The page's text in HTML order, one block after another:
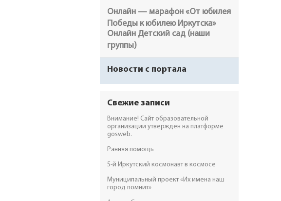
Онлайн — марафон «От юбилея
Победы к юбилею Иркутска»
Онлайн Детский сад (наши
группы)
Новости с портала
Свежие записи
Внимание! Сайт образовательной
организации утвержден на платформе
gosweb.
Ранняя помощь
5-й Иркутский космонавт в космосе
Муниципальный проект «Их имена наш
город помнит»